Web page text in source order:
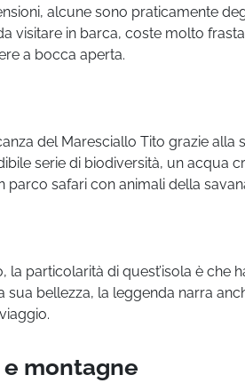
alcune sono praticamente
visitare in barca, coste molto
a bocca aperta.
del Maresciallo Tito grazie alla
serie di biodiversità, un acqua
parco safari con animali della
la particolarità di quest’isola è che
sua bellezza, la leggenda narra
montagne